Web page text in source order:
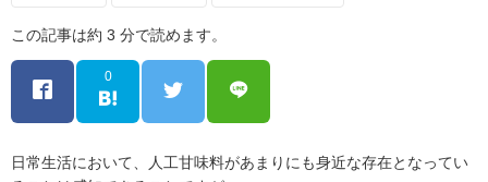
この記事は約 3 分で読めます。
0
日常生活において、人工甘味料があまりにも身近な存在となってい